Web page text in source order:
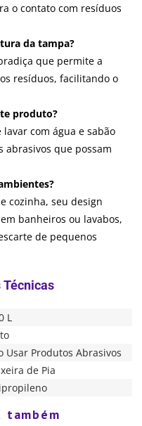
o contato com resíduos
da tampa?
que permite a
resíduos, facilitando o
produto?
com água e sabão
abrasivos que possam
cozinha, seu design
banheiros ou lavabos,
de pequenos
L
Usar Produtos Abrasivos
de Pia
também